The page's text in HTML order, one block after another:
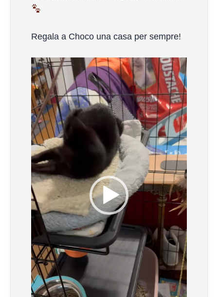
Regala a Choco una casa per sempre!
Video
Player